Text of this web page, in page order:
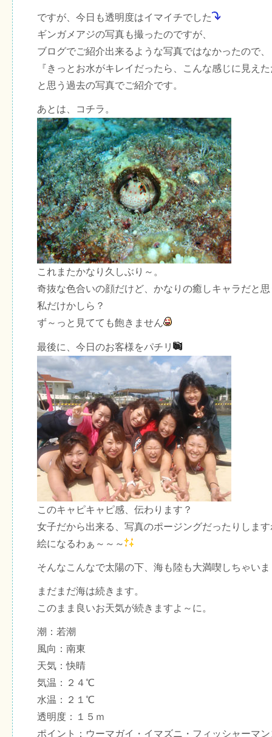
ですが、今日も透明度はイマイチでした
ギンガメアジの写真も撮ったのですが、
ブログでご紹介出来るような写真ではなかったので、
『きっとお水がキレイだったら、こんな感じに見え
と思う過去の写真でご紹介です。
あとは、コチラ。
これまたかなり久しぶり～。
奇抜な色合いの顔だけど、かなりの癒しキャラだと
私だけかしら？
ず～っと見てても飽きません
最後に、今日のお客様をパチリ
このキャピキャピ感、伝わります？
女子だから出来る、写真のポージングだったりしま
絵になるわぁ～～～
そんなこんなで太陽の下、海も陸も大満喫しちゃい
まだまだ海は続きます。
このまま良いお天気が続きますよ～に。
潮：若潮
風向：南東
天気：快晴
気温：２４℃
水温：２１℃
透明度：１５ｍ
ポイント：ウーマガイ・イマズニ・フィッシャーマ